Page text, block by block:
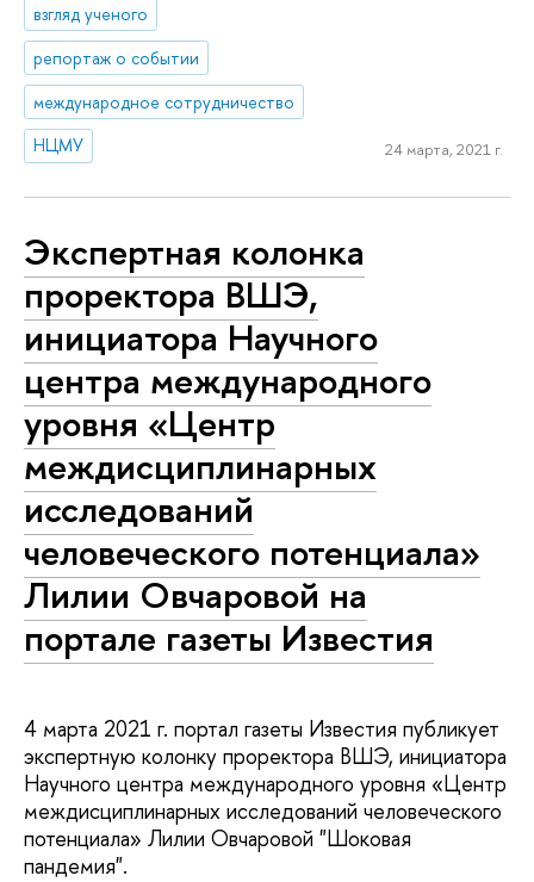
взгляд ученого
репортаж о событии
международное сотрудничество
НЦМУ
24 марта, 2021 г.
Экспертная колонка
проректора ВШЭ,
инициатора Научного
центра международного
уровня «Центр
междисциплинарных
исследований
человеческого потенциала»
Лилии Овчаровой на
портале газеты Известия
4 марта 2021 г. портал газеты Известия публикует
экспертную колонку проректора ВШЭ, инициатора
Научного центра международного уровня «Центр
междисциплинарных исследований человеческого
потенциала» Лилии Овчаровой "Шоковая
пандемия".